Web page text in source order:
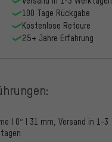
100 Tage Rückgabe
Kostenlose Retoure
25+ Jahre Erfahrung
| 0° | 31 mm, Versand in 1-3